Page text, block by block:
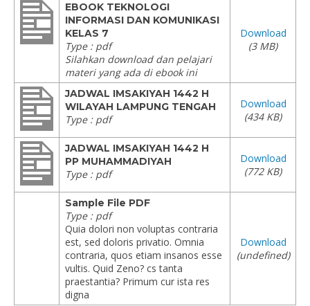
EBOOK TEKNOLOGI
INFORMASI DAN KOMUNIKASI
KELAS 7
Type : pdf
Silahkan download dan pelajari
materi yang ada di ebook ini
Download
(3 MB)
JADWAL IMSAKIYAH 1442 H
WILAYAH LAMPUNG TENGAH
Type : pdf
Download
(434 KB)
JADWAL IMSAKIYAH 1442 H
PP MUHAMMADIYAH
Type : pdf
Download
(772 KB)
Sample File PDF
Type : pdf
Quia dolori non voluptas contraria
est, sed doloris privatio. Omnia
contraria, quos etiam insanos esse
vultis. Quid Zeno? cs tanta
praestantia? Primum cur ista res
digna
Download
(undefined)